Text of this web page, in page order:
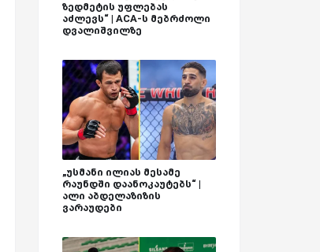
ზედმეტის უფლებას
აძლევს“ | ACA-ს მებრძოლი
დვალიშვილზე
„უსმანი ილიას მესამე
რაუნდში დაანოკაუტებს“ |
ალი აბდელაზიზის
ვარაუდები